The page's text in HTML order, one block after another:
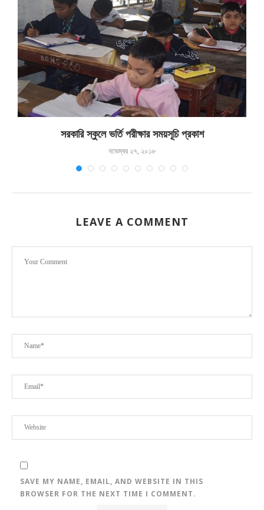
সরকারি স্কুলে ভর্তি পরীক্ষার সময়সূচি প্রকাশ
নভেম্বর ২৭, ২০১৮
LEAVE A COMMENT
SAVE MY NAME, EMAIL, AND WEBSITE IN THIS
BROWSER FOR THE NEXT TIME I COMMENT.